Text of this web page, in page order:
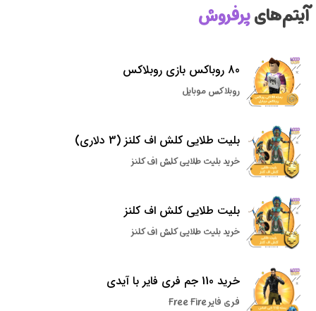
آیتم‌هایپرفروش
80 روباکس بازی روبلاکس
روبلاکس موبایل
بلیت طلایی کلش اف کلنز (3 دلاری)
خرید بلیت طلایی کلش اف کلنز
بلیت طلایی کلش اف کلنز
خرید بلیت طلایی کلش اف کلنز
خرید 110 جم فری فایر با آیدی
فری فایر Free Fire